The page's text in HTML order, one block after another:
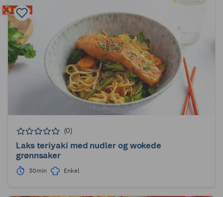
(0)
Laks teriyaki med nudler og wokede
grønnsaker
30min Enkel